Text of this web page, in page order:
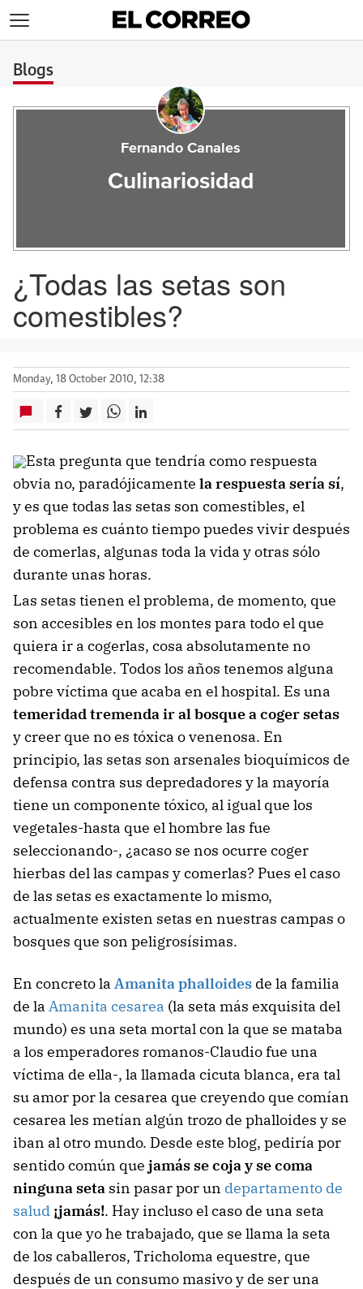
Blogs
Fernando Canales
Culinariosidad
¿Todas las setas son
comestibles?
Monday, 18 October 2010, 12:38
Esta pregunta que tendría como respuesta
obvia no, paradójicamente la respuesta sería sí,
y es que todas las setas son comestibles, el
problema es cuánto tiempo puedes vivir después
de comerlas, algunas toda la vida y otras sólo
durante unas horas.
Las setas tienen el problema, de momento, que
son accesibles en los montes para todo el que
quiera ir a cogerlas, cosa absolutamente no
recomendable. Todos los años tenemos alguna
pobre víctima que acaba en el hospital. Es una
temeridad tremenda ir al bosque a coger setas
y creer que no es tóxica o venenosa. En
principio, las setas son arsenales bioquímicos de
defensa contra sus depredadores y la mayoría
tiene un componente tóxico, al igual que los
vegetales-hasta que el hombre las fue
seleccionando-, ¿acaso se nos ocurre coger
hierbas del las campas y comerlas? Pues el caso
de las setas es exactamente lo mismo,
actualmente existen setas en nuestras campas o
bosques que son peligrosísimas.
En concreto la Amanita phalloides de la familia
de la Amanita cesarea (la seta más exquisita del
mundo) es una seta mortal con la que se mataba
a los emperadores romanos-Claudio fue una
víctima de ella-, la llamada cicuta blanca, era tal
su amor por la cesarea que creyendo que comían
cesarea les metían algún trozo de phalloides y se
iban al otro mundo. Desde este blog, pediría por
sentido común que jamás se coja y se coma
ninguna seta sin pasar por un departamento de
salud ¡jamás!. Hay incluso el caso de una seta
con la que yo he trabajado, que se llama la seta
de los caballeros, Tricholoma equestre, que
después de un consumo masivo y de ser una